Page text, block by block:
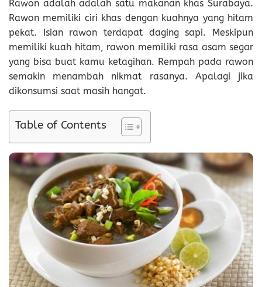
Rawon adalah adalah satu makanan khas Surabaya.
Rawon memiliki ciri khas dengan kuahnya yang hitam
pekat. Isian rawon terdapat daging sapi. Meskipun
memiliki kuah hitam, rawon memiliki rasa asam segar
yang bisa buat kamu ketagihan. Rempah pada rawon
semakin menambah nikmat rasanya. Apalagi jika
dikonsumsi saat masih hangat.
Table of Contents